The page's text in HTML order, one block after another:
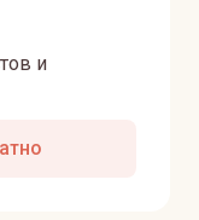
и